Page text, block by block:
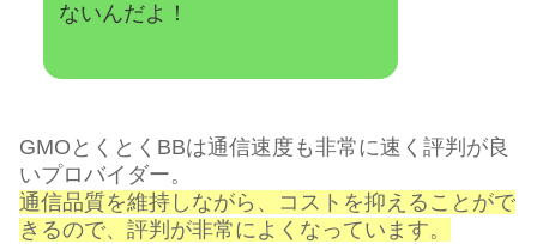
ないんだよ！
GMOとくとくBBは通信速度も非常に速く評判が良
いプロバイダー。
通信品質を維持しながら、コストを抑えることがで
きるので、評判が非常によくなっています。